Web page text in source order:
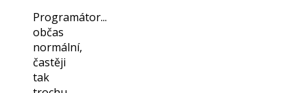
Programátor...
občas
normální,
častěji
tak